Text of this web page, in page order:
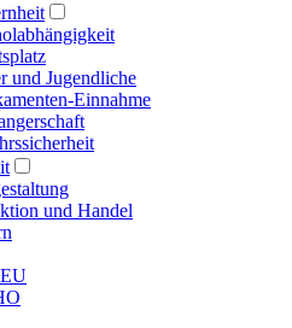
und Jugendliche
Einnahme
und Handel